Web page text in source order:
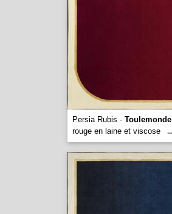
Persia Rubis -
rouge en laine et viscose
...